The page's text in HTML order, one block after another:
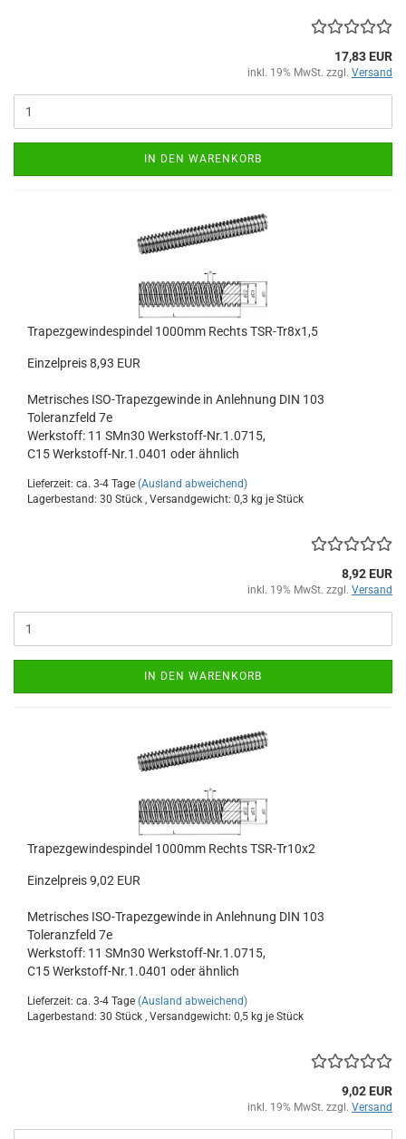
17,83 EUR
inkl. 19% MwSt. zzgl. Versand
IN DEN WARENKORB
Trapezgewindespindel 1000mm Rechts TSR-Tr8x1,5
Einzelpreis 8,93 EUR
Metrisches ISO-Trapezgewinde in Anlehnung DIN 103
Toleranzfeld 7e
Werkstoff: 11 SMn30 Werkstoff-Nr.1.0715,
C15 Werkstoff-Nr.1.0401 oder ähnlich
Lieferzeit: ca. 3-4 Tage (Ausland abweichend)
Lagerbestand: 30 Stück , Versandgewicht: 0,3 kg je Stück
8,92 EUR
inkl. 19% MwSt. zzgl. Versand
IN DEN WARENKORB
Trapezgewindespindel 1000mm Rechts TSR-Tr10x2
Einzelpreis 9,02 EUR
Metrisches ISO-Trapezgewinde in Anlehnung DIN 103
Toleranzfeld 7e
Werkstoff: 11 SMn30 Werkstoff-Nr.1.0715,
C15 Werkstoff-Nr.1.0401 oder ähnlich
Lieferzeit: ca. 3-4 Tage (Ausland abweichend)
Lagerbestand: 30 Stück , Versandgewicht: 0,5 kg je Stück
9,02 EUR
inkl. 19% MwSt. zzgl. Versand